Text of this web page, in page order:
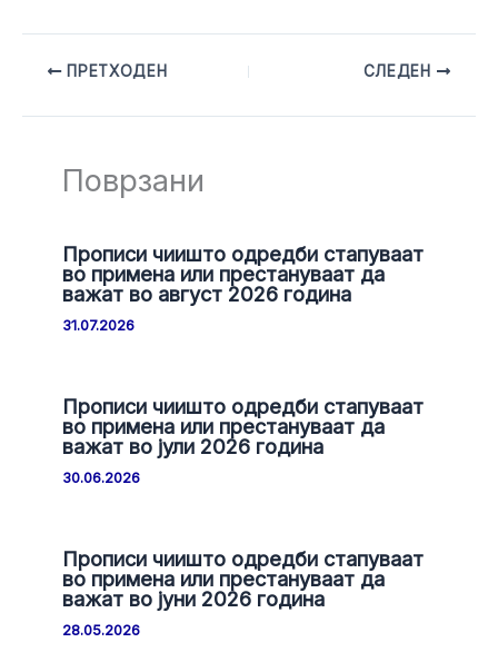
ПРЕТХОДЕН СЛЕДЕН
Поврзани
Прописи чиишто одредби стапуваат
во примена или престануваат да
важат во август 2026 година
31.07.2026
Прописи чиишто одредби стапуваат
во примена или престануваат да
важат во јули 2026 година
30.06.2026
Прописи чиишто одредби стапуваат
во примена или престануваат да
важат во јуни 2026 година
28.05.2026